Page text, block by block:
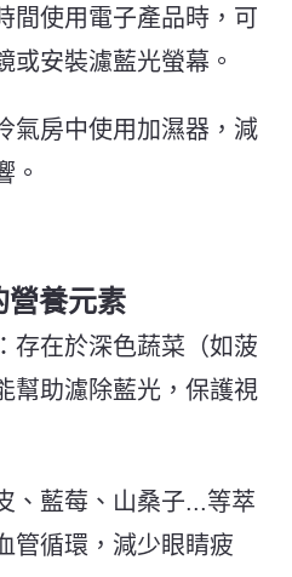
間使用電子產品時，可
或安裝濾藍光螢幕。
氣房中使用加濕器，減
。
營養元素
：存在於深色蔬菜（如菠
幫助濾除藍光，保護視
、藍莓、山桑子...等萃
管循環，減少眼睛疲